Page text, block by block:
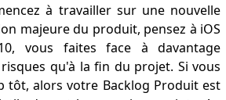
à travailler sur une nouvelle
majeure du produit, pensez à iOS
vous faites face à davantage
qu'à la fin du projet. Si vous
tôt, alors votre Backlog Produit est